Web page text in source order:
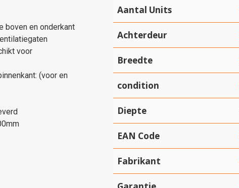
boven en onderkant
voor
(voor en
Aantal Units
Achterdeur
Breedte
condition
Diepte
EAN Code
Fabrikant